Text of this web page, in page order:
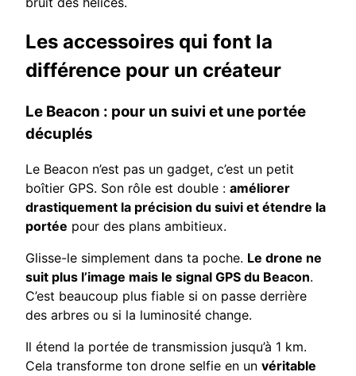
Les accessoires qui font la
différence pour un créateur
Le Beacon : pour un suivi et une portée
décuplés
Le Beacon n’est pas un gadget, c’est un petit
boîtier GPS. Son rôle est double : améliorer
drastiquement la précision du suivi et étendre la
portée pour des plans ambitieux.
Glisse-le simplement dans ta poche. Le drone ne
suit plus l’image mais le signal GPS du Beacon.
C’est beaucoup plus fiable si on passe derrière
des arbres ou si la luminosité change.
Il étend la portée de transmission jusqu’à 1 km.
Cela transforme ton drone selfie en un véritable